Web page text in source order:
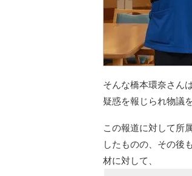
そんな橋本環奈さん
疑惑を報じられ物議
この報道に対して所
したものの、その後
材に対して、